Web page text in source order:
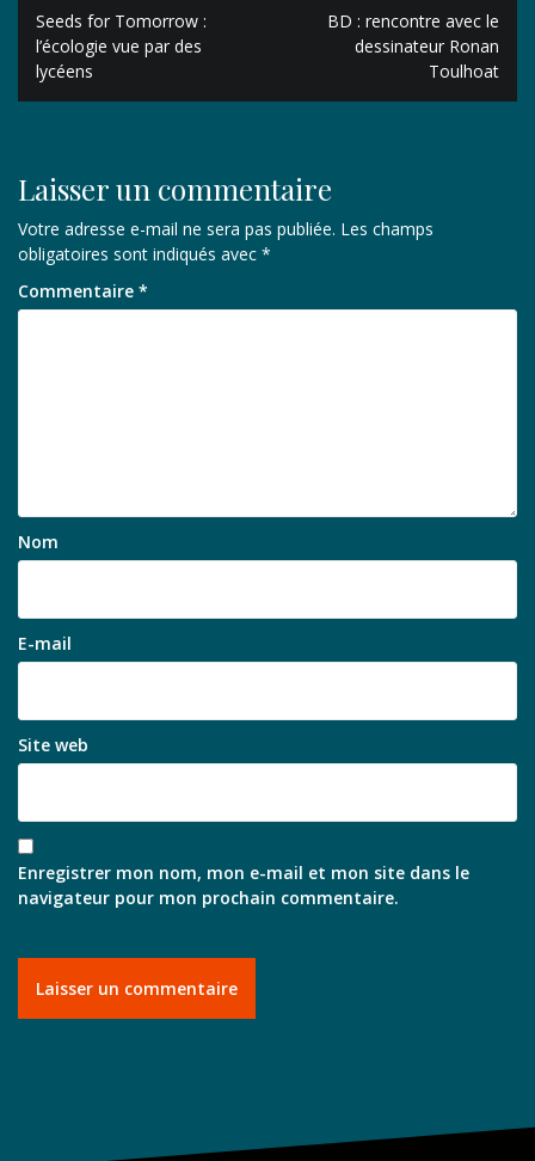
de
l’article
Seeds for Tomorrow :
l’écologie vue par des
lycéens
BD : rencontre avec le
dessinateur Ronan
Toulhoat
Laisser un commentaire
Votre adresse e-mail ne sera pas publiée. Les champs
obligatoires sont indiqués avec *
Commentaire *
Nom
E-mail
Site web
Enregistrer mon nom, mon e-mail et mon site dans le
navigateur pour mon prochain commentaire.